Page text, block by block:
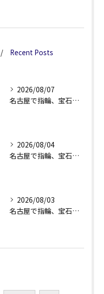
Recent Posts
2026/08/07
名古屋で指輪、宝石買取なら当店で！！。
2026/08/04
名古屋で指輪、宝石買取なら当店で！！。
2026/08/03
名古屋で指輪、宝石買取なら当店で！！。